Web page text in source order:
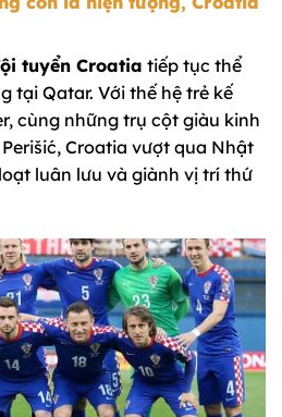
tuyển Croatia tiếp tục thể
tại Qatar. Với thế hệ trẻ kế
cùng những trụ cột giàu kinh
Croatia vượt qua Nhật
luân lưu và giành vị trí thứ